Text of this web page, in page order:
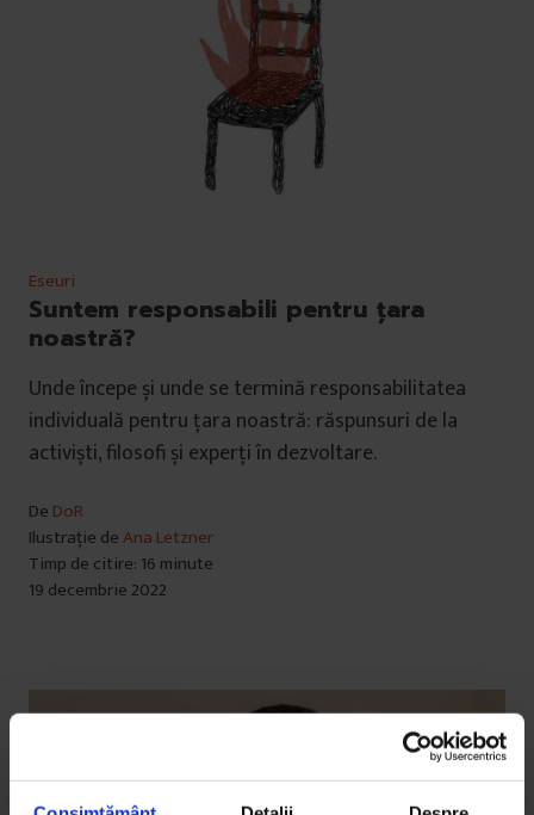
Eseuri
Suntem responsabili pentru țara
noastră?
Unde începe și unde se termină responsabilitatea
individuală pentru țara noastră: răspunsuri de la
activiști, filosofi și experți în dezvoltare.
De DoR
Ilustrație deAna Letzner
Timp de citire: 16 minute
19 decembrie 2022